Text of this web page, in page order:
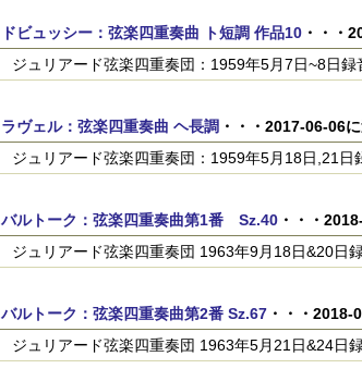
ドビュッシー：弦楽四重奏曲 ト短調 作品10・・・
ジュリアード弦楽四重奏団：1959年5月7日~8日録
ラヴェル：弦楽四重奏曲 ヘ長調 ・・・2017-06-06
ジュリアード弦楽四重奏団：1959年5月18日,21日
バルトーク：弦楽四重奏曲第1番 Sz.40・・・
ジュリアード弦楽四重奏団 1963年9月18日&20日
バルトーク：弦楽四重奏曲第2番 Sz.67・・・2018-
ジュリアード弦楽四重奏団 1963年5月21日&24日